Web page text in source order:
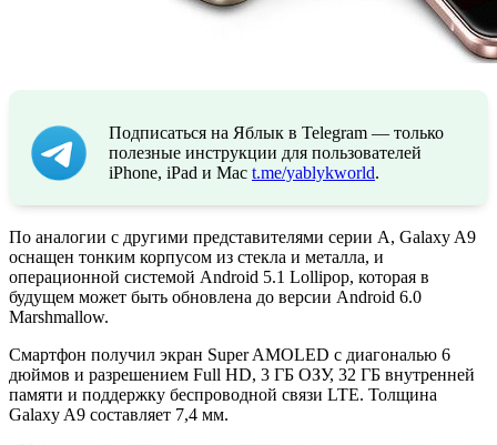
Подписаться на Яблык в Telegram — только
полезные инструкции для пользователей
iPhone, iPad и Mac t.me/yablykworld.
По аналогии с другими представителями серии А, Galaxy A9
оснащен тонким корпусом из стекла и металла, и
операционной системой Android 5.1 Lollipop, которая в
будущем может быть обновлена до версии Android 6.0
Marshmallow.
Смартфон получил экран Super AMOLED с диагональю 6
дюймов и разрешением Full HD, 3 ГБ ОЗУ, 32 ГБ внутренней
памяти и поддержку беспроводной связи LTE. Толщина
Galaxy A9 составляет 7,4 мм.